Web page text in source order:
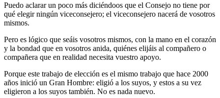
Puedo aclarar un poco más diciéndoos que el Consejo no tiene por
qué elegir ningún viceconsejero; el viceconsejero nacerá de vosotros
mismos.
Pero es lógico que seáis vosotros mismos, con la mano en el corazón
y la bondad que en vosotros anida, quiénes elijáis al compañero o
compañera que en realidad necesita vuestro apoyo.
Porque este trabajo de elección es el mismo trabajo que hace 2000
años inició un Gran Hombre: eligió a los suyos, y estos a su vez
eligieron a los suyos también. No es nada nuevo.